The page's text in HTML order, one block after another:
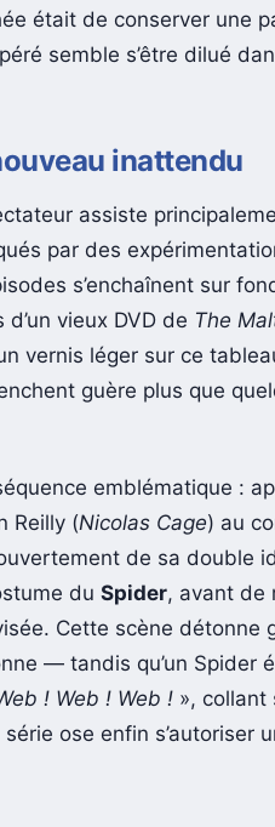
était de conserver une
semble s’être dilué
inattendu
assiste
par des
s’enchaînent sur
vieux DVD de The
vernis léger sur ce
guère plus que
emblématique :
Reilly (Nicolas Cage) au
de sa double
du Spider, avant de
Cette scène détonne
— tandis qu’un Spider
! Web ! Web ! », collant
ose enfin s’autoriser